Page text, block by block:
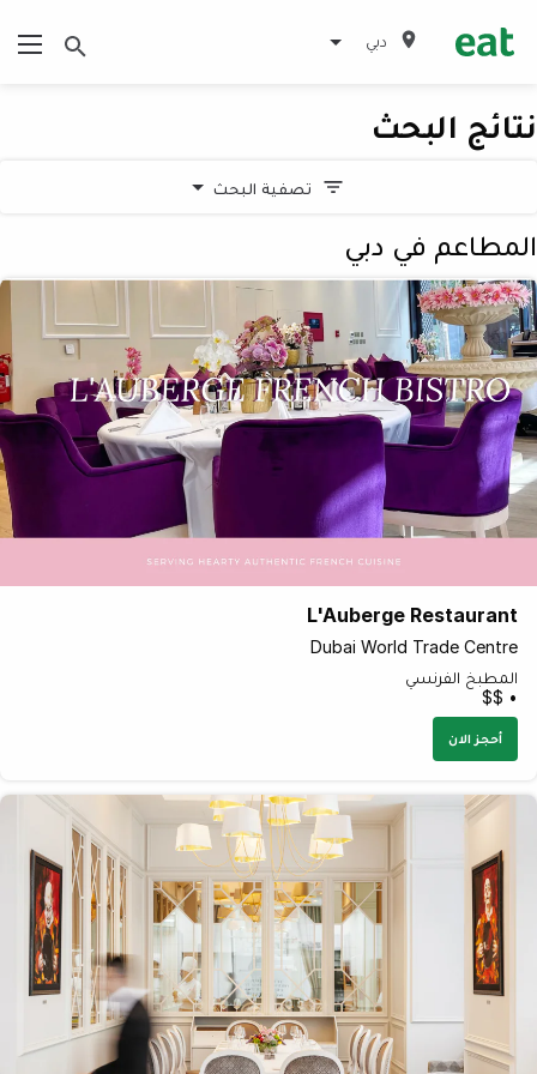
دبي
نتائج البحث
تصفية البحث
المطاعم في دبي
L'Auberge Restaurant
Dubai World Trade Centre
المطبخ الفرنسي
• $$
أحجز الان